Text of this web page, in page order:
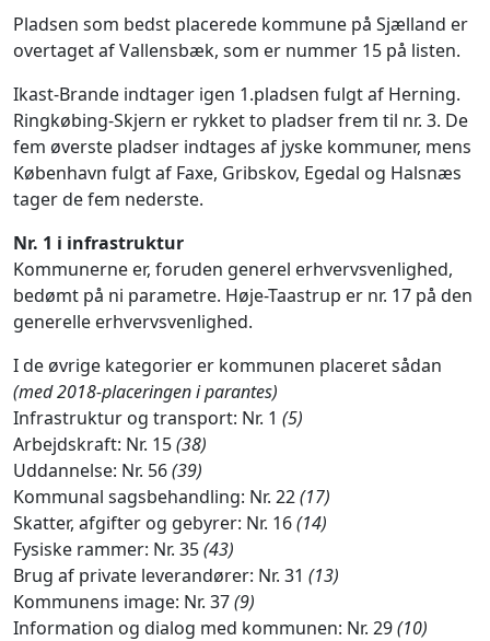
Pladsen som bedst placerede kommune på Sjælland er
overtaget af Vallensbæk, som er nummer 15 på listen.
Ikast-Brande indtager igen 1.pladsen fulgt af Herning.
Ringkøbing-Skjern er rykket to pladser frem til nr. 3. De
fem øverste pladser indtages af jyske kommuner, mens
København fulgt af Faxe, Gribskov, Egedal og Halsnæs
tager de fem nederste.
Nr. 1 i infrastruktur
Kommunerne er, foruden generel erhvervsvenlighed,
bedømt på ni parametre. Høje-Taastrup er nr. 17 på den
generelle erhvervsvenlighed.
I de øvrige kategorier er kommunen placeret sådan
(med 2018-placeringen i parantes)
Infrastruktur og transport: Nr. 1 (5)
Arbejdskraft: Nr. 15(38)
Uddannelse: Nr. 56(39)
Kommunal sagsbehandling: Nr. 22(17)
Skatter, afgifter og gebyrer: Nr. 16(14)
Fysiske rammer: Nr. 35(43)
Brug af private leverandører: Nr. 31 (13)
Kommunens image: Nr. 37(9)
Information og dialog med kommunen: Nr. 29(10)